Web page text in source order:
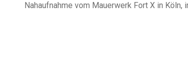
Nahaufnahme vom Mauerwerk Fort X in